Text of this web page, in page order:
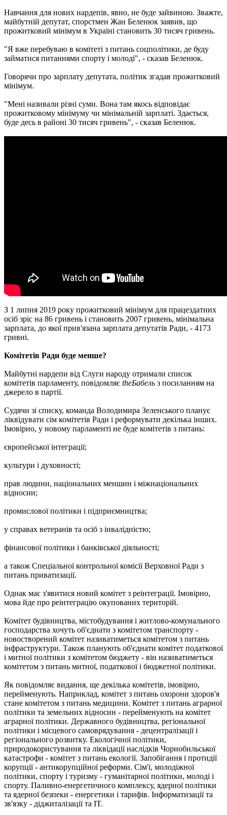
Навчання для нових нардепів, явно, не буде зайвиною. Зважте,
майбутній депутат, спорстмен Жан Беленюк заявив, що
прожитковий мінімум в Україні становить 30 тисяч гривень.
"Я вже перебуваю в комітеті з питань соцполітики, де буду
займатися питаннями спорту і молоді", - сказав Беленюк.
Говорячи про зарплату депутата, політик згадав прожитковий
мінімум.
"Мені називали різні суми. Вона там якось відповідає
прожитковому мінімуму чи мінімальній зарплаті. Здається,
буде десь в районі 30 тисяч гривень", - сказав Беленюк.
З 1 липня 2019 року прожитковий мінімум для працездатних
осіб зріс на 86 гривень і становить 2007 гривень, мінімальна
зарплата, до якої прив'язана зарплата депутатів Ради, - 4173
гривні.
Комітетів Ради буде менше?
Майбутні нардепи від Слуги народу отримали список
комітетів парламенту, повідомляє theБабель з посиланням на
джерело в партії.
Судячи зі списку, команда Володимира Зеленського планує
ліквідувати сім комітетів Ради і реформувати декілька інших.
Імовірно, у новому парламенті не буде комітетів з питань:
європейської інтеграції;
культури і духовності;
прав людини, національних меншин і міжнаціональних
відносин;
промислової політики і підприємництва;
у справах ветеранів та осіб з інвалідністю;
фінансової політики і банківської діяльності;
а також Спеціальної контрольної комісії Верховної Ради з
питань приватизації.
Однак має з'явитися новий комітет з реінтеграції. Імовірно,
мова йде про реінтеграцію окупованих територій.
Комітет будівництва, містобудування і житлово-комунального
господарства хочуть об'єднати з комітетом транспорту -
новостворений комітет називатиметься комітетом з питань
інфраструктури. Також планують об'єднати комітет податкової
і митної політики з комітетом бюджету - він називатиметься
комітетом з питань митної, податкової і бюджетної політики.
Як повідомляє видання, ще декілька комітетів, імовірно,
перейменують. Наприклад, комітет з питань охорони здоров'я
стане комітетом з питань медицини. Комітет з питань аграрної
політики та земельних відносин - перейменують на комітет
аграрної політики. Державного будівництва, регіональної
політики і місцевого самоврядування - децентралізації і
регіонального розвитку. Екологічної політики,
природокористування та ліквідації наслідків Чорнобильської
катастрофи - комітет з питань екології. Запобігання і протидії
корупції - антикорупційної реформи. Сім'ї, молодіжної
політики, спорту і туризму - гуманітарної політики, молоді і
спорту. Паливно-енергетичного комплексу, ядерної політики
та ядерної безпеки - енергетики і тарифів. Інформатизації та
зв'язку - діджиталізації та IT.